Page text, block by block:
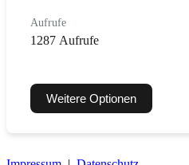
Aufrufe
1287 Aufrufe
Weitere Optionen